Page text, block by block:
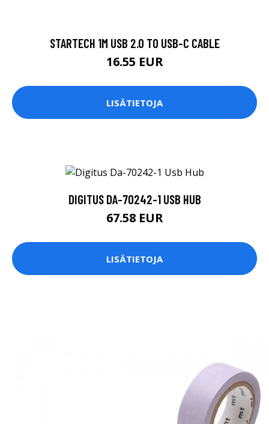
STARTECH 1M USB 2.0 TO USB-C CABLE
16.55 EUR
LISÄTIETOJA
DIGITUS DA-70242-1 USB HUB
67.58 EUR
LISÄTIETOJA